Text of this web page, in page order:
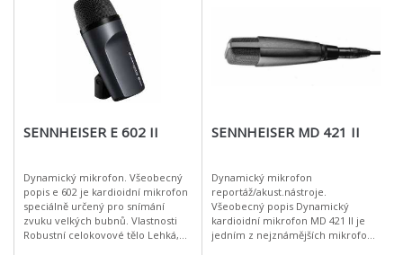
SENNHEISER E 602 II
Dynamický mikrofon. Všeobecný
popis e 602 je kardioidní mikrofon
speciálně určený pro snímání
zvuku velkých bubnů. Vlastnosti
Robustní celokovové tělo Lehká,
SENNHEISER MD 421 II
Dynamický mikrofon
reportáž/akust.nástroje.
Všeobecný popis Dynamický
kardioidní mikrofon MD 421 II je
jedním z nejznámějších mikrofonů